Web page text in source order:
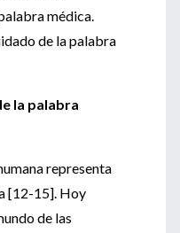
médica.
de la palabra
la palabra
representa
[12-15]. Hoy
de las